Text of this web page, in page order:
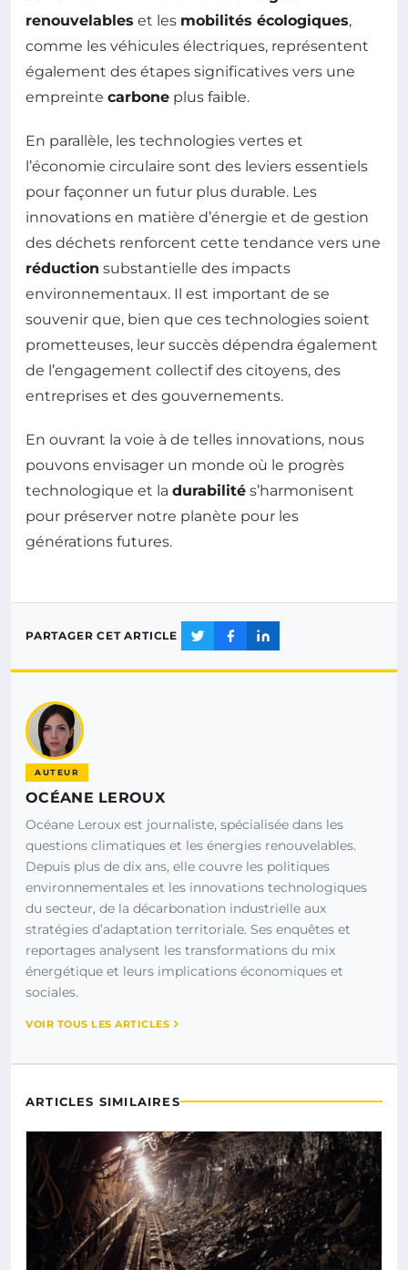
renouvelables et les mobilités écologiques,
comme les véhicules électriques, représentent
également des étapes significatives vers une
empreinte carbone plus faible.
En parallèle, les technologies vertes et
l’économie circulaire sont des leviers essentiels
pour façonner un futur plus durable. Les
innovations en matière d’énergie et de gestion
des déchets renforcent cette tendance vers une
réduction substantielle des impacts
environnementaux. Il est important de se
souvenir que, bien que ces technologies soient
prometteuses, leur succès dépendra également
de l’engagement collectif des citoyens, des
entreprises et des gouvernements.
En ouvrant la voie à de telles innovations, nous
pouvons envisager un monde où le progrès
technologique et la durabilité s’harmonisent
pour préserver notre planète pour les
générations futures.
PARTAGER CET ARTICLE
AUTEUR
OCÉANE LEROUX
Océane Leroux est journaliste, spécialisée dans les
questions climatiques et les énergies renouvelables.
Depuis plus de dix ans, elle couvre les politiques
environnementales et les innovations technologiques
du secteur, de la décarbonation industrielle aux
stratégies d’adaptation territoriale. Ses enquêtes et
reportages analysent les transformations du mix
énergétique et leurs implications économiques et
sociales.
VOIR TOUS LES ARTICLES
ARTICLES SIMILAIRES